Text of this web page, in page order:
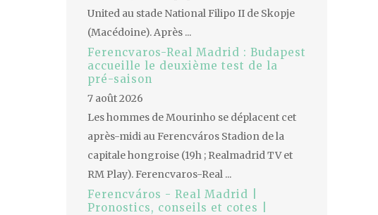
United au stade National Filipo II de Skopje
(Macédoine). Après ...
Ferencvaros-Real Madrid : Budapest
accueille le deuxième test de la
pré-saison
7 août 2026
Les hommes de Mourinho se déplacent cet
après-midi au Ferencváros Stadion de la
capitale hongroise (19h ; Realmadrid TV et
RM Play). Ferencvaros-Real ...
Ferencváros - Real Madrid |
Pronostics, conseils et cotes |